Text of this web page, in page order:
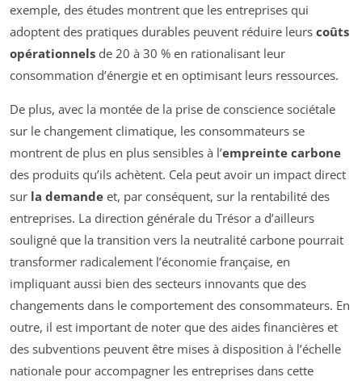
exemple, des études montrent que les entreprises qui
adoptent des pratiques durables peuvent réduire leurs coûts
opérationnels de 20 à 30 % en rationalisant leur
consommation d’énergie et en optimisant leurs ressources.
De plus, avec la montée de la prise de conscience sociétale
sur le changement climatique, les consommateurs se
montrent de plus en plus sensibles à l’empreinte carbone
des produits qu’ils achètent. Cela peut avoir un impact direct
sur la demande et, par conséquent, sur la rentabilité des
entreprises. La direction générale du Trésor a d’ailleurs
souligné que la transition vers la neutralité carbone pourrait
transformer radicalement l’économie française, en
impliquant aussi bien des secteurs innovants que des
changements dans le comportement des consommateurs. En
outre, il est important de noter que des aides financières et
des subventions peuvent être mises à disposition à l’échelle
nationale pour accompagner les entreprises dans cette